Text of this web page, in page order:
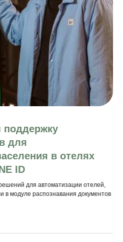
поддержку
для
в отелях
ID
для автоматизации отелей,
в модуле распознавания документов